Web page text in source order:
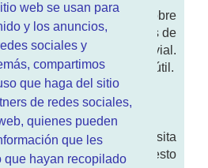
web se usan para
y los anuncios,
sociales y
compartimos
que haga del sitio
de redes sociales,
quienes pueden
que les
que hayan recopilado
Te contamos sobre
de conducir, noticias de
sobre todo seguridad vial.
tipo de información DGT útil.
mantiene la pagina, visita
contacto. Aquí tienes nuesto